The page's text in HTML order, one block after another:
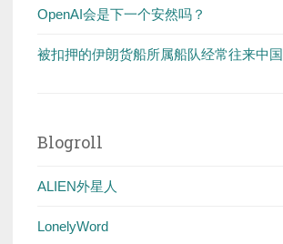
OpenAI会是下一个安然吗？
被扣押的伊朗货船所属船队经常往来中国
Blogroll
ALIEN外星人
LonelyWord